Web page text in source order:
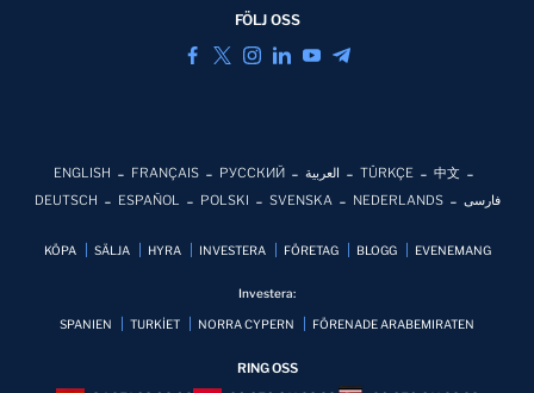
FÖLJ OSS
ENGLISH FRANÇAIS РУССКИЙ العربية TÜRKÇE
中文
DEUTSCH
ESPAÑOL POLSKI SVENSKA NEDERLANDS فارسی
KÖPA SÄLJA HYRA INVESTERA FÖRETAG BLOGG EVENEMANG
Investera:
SPANIEN TURKİET NORRA CYPERN FÖRENADE ARABEMIRATEN
RING OSS